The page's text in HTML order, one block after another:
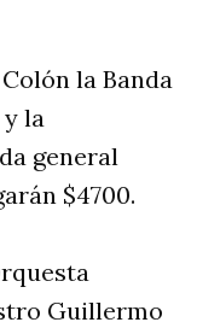
la Banda
la
general
$4700.
Guillermo